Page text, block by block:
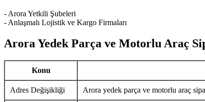
- Arora Yetkili Şubeleri
- Anlaşmalı Lojistik ve Kargo Firmaları
Arora Yedek Parça ve Motorlu Araç
Konu
Adres Değişikliği Arora yedek parça ve motorlu araç